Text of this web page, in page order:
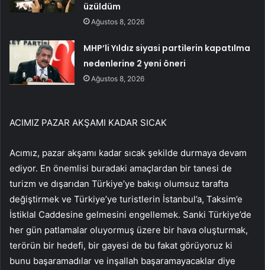
üzüldüm
Ağustos 8, 2026
MHP’li Yıldız siyasi partilerin kapatılma
nedenlerine 2 yeni öneri
Ağustos 8, 2026
ACIMIZ PAZAR AKŞAMI KADAR SICAK
Acımız, pazar akşamı kadar sıcak şekilde durmaya devam
ediyor. En önemlisi buradaki amaçlardan bir tanesi de
turizm ve dışarıdan Türkiye’ye bakışı olumsuz tarafta
değiştirmek ve Türkiye’ye turistlerin İstanbul’a, Taksim’e
İstiklal Caddesine gelmesini engellemek. Sanki Türkiye’de
her gün patlamalar oluyormuş üzere bir hava oluşturmak,
terörün bir hedefi, bir gayesi de bu fakat görüyoruz ki
bunu başaramadılar ve inşallah başaramayacaklar diye